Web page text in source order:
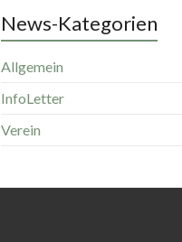
News-Kategorien
Allgemein
InfoLetter
Verein